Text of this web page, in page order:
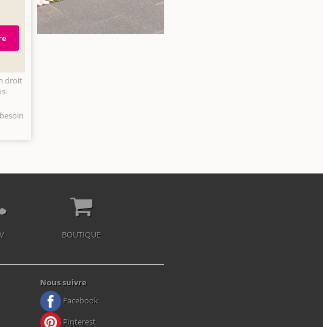
droit
BOUTIQUE
Nous suivre
Facebook
Pinterest